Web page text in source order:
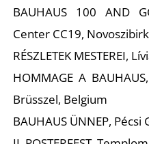
BAUHAUS 100 AND
Center CC19,
RÉSZLETEK MESTEREI,
HOMMAGE A
Brüsszel, Belgium
BAUHAUS ÜNNEP, Pécsi